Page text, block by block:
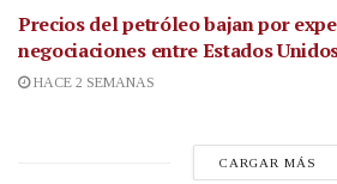
Precios del petróleo bajan por
negociaciones entre Estados
HACE 2 SEMANAS
CARGAR MÁS